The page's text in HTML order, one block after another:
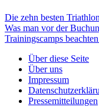
Die zehn besten
Was man vor der
Trainingscamps
Über diese Seite
Über uns
Impressum
Pressemitteilungen